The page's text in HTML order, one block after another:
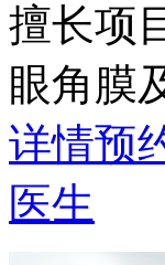
擅长项
眼角膜
详情预
医生